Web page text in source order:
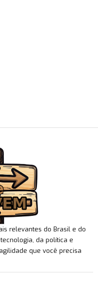
relevantes do Brasil e do
da política e
que você precisa